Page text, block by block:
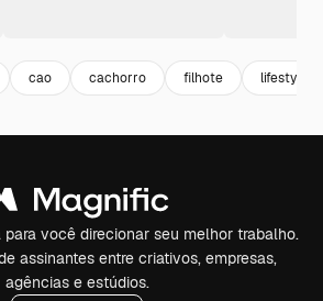
cao cachorro filhote lifestyle
você direcionar seu melhor trabalho.
assinantes entre criativos, empresas,
agências e estúdios.